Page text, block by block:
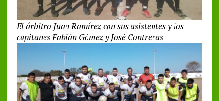
El árbitro Juan Ramírez con sus asistentes y los
capitanes Fabián Gómez y José Contreras